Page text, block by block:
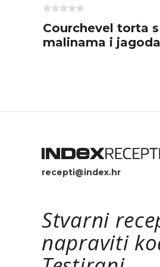
Courchevel torta s
malinama i
recepti@index.hr
Stvarni
napraviti